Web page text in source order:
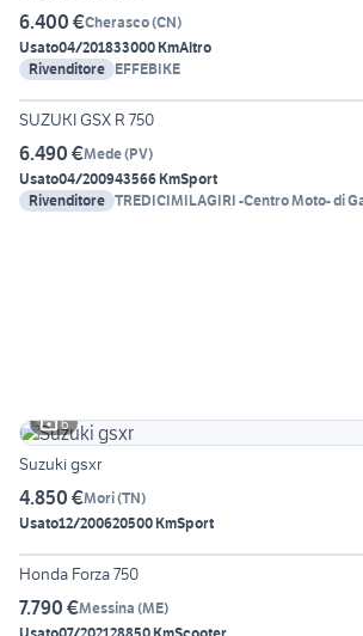
6.400 €Cherasco(CN)
Usato04/201833000 KmAltro
Rivenditore EFFEBIKE
20
SUZUKI GSX R 750
6.490 €Mede(PV)
Usato04/200943566 KmSport
Rivenditore TREDICIMILAGIRI -Centro Moto- di
6
Suzuki gsxr
4.850 €Mori(TN)
Usato12/200620500 KmSport
5
Honda Forza 750
7.790 €Messina (ME)